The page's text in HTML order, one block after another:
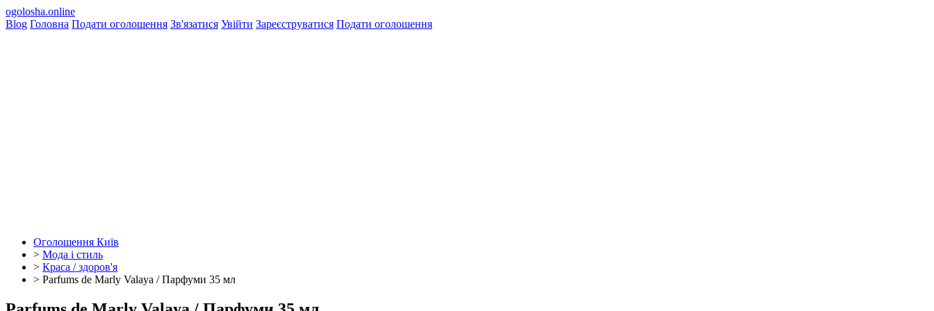
ogolosha.online
Blog Головна Подати оголошення Зв'язатися Увійти Зареєструватися Подати оголошення
Оголошення Київ
> Мода і стиль
> Краса / здоров'я
> Parfums de Marly Valaya / Парфуми 35 мл